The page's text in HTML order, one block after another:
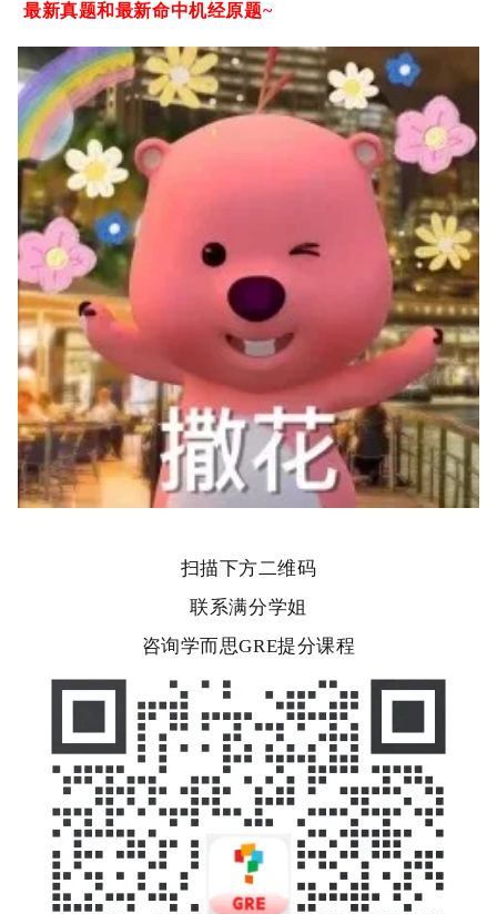
最新真题和最新命中机经原题~
扫描下方二维码
联系满分学姐
咨询学而思GRE提分课程